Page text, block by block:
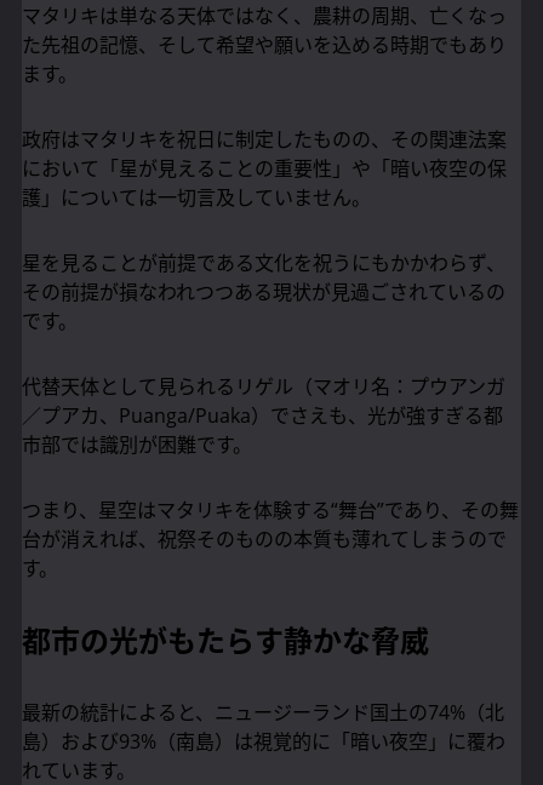
マタリキは単なる天体ではなく、農耕の周期、亡くなっ
た先祖の記憶、そして希望や願いを込める時期でもあり
ます。
政府はマタリキを祝日に制定したものの、その関連法案
において「星が見えることの重要性」や「暗い夜空の保
護」については一切言及していません。
星を見ることが前提である文化を祝うにもかかわらず、
その前提が損なわれつつある現状が見過ごされているの
です。
代替天体として見られるリゲル（マオリ名：プウアンガ
／プアカ、Puanga/Puaka）でさえも、光が強すぎる都
市部では識別が困難です。
つまり、星空はマタリキを体験する“舞台”であり、その舞
台が消えれば、祝祭そのものの本質も薄れてしまうので
す。
都市の光がもたらす静かな脅威
最新の統計によると、ニュージーランド国土の74%（北
島）および93%（南島）は視覚的に「暗い夜空」に覆わ
れています。